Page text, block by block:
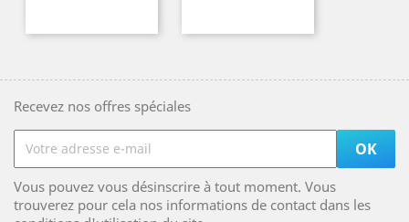
Recevez nos offres spéciales
Vous pouvez vous désinscrire à tout moment. Vous
trouverez pour cela nos informations de contact dans les